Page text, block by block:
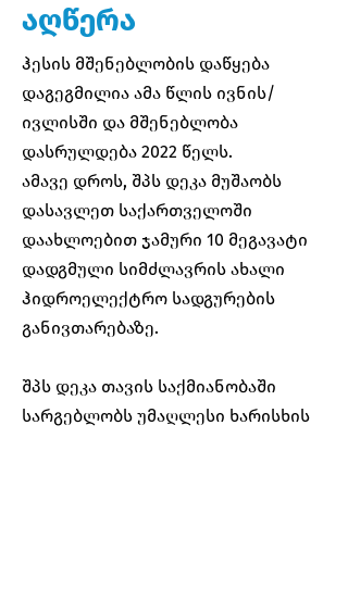
აღწერა
ჰესის მშენებლობის დაწყება
დაგეგმილია ამა წლის ივნის/
ივლისში და მშენებლობა
დასრულდება 2022 წელს.
ამავე დროს, შპს დეკა მუშაობს
დასავლეთ საქართველოში
დაახლოებით ჯამური 10 მეგავატი
დადგმული სიმძლავრის ახალი
ჰიდროელექტრო სადგურების
განივთარებაზე.
შპს დეკა თავის საქმიანობაში
სარგებლობს უმაღლესი ხარისხის